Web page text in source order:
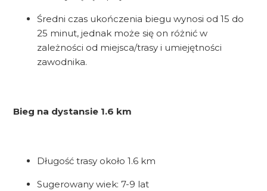
Średni czas ukończenia biegu wynosi od 15 do
25 minut, jednak może się on różnić w
zależności od miejsca/trasy i umiejętności
zawodnika.
Bieg na dystansie 1.6 km
Długość trasy około 1.6 km
Sugerowany wiek: 7-9 lat